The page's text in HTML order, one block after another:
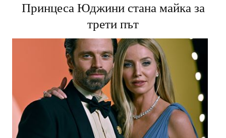
Принцеса Юджини стана майка за
трети път